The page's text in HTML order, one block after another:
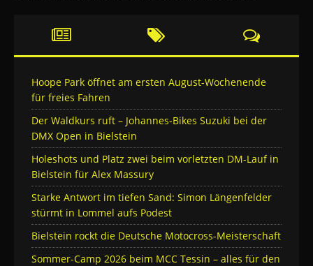
Hoope Park öffnet am ersten August-Wochenende
für freies Fahren
Der Waldkurs ruft – Johannes-Bikes Suzuki bei der
DMX Open in Bielstein
Holeshots und Platz zwei beim vorletzten DM-Lauf in
Bielstein für Alex Massury
Starke Antwort im tiefen Sand: Simon Längenfelder
stürmt in Lommel aufs Podest
Bielstein rockt die Deutsche Motocross-Meisterschaft
Sommer-Camp 2026 beim MCC Tessin – alles für den